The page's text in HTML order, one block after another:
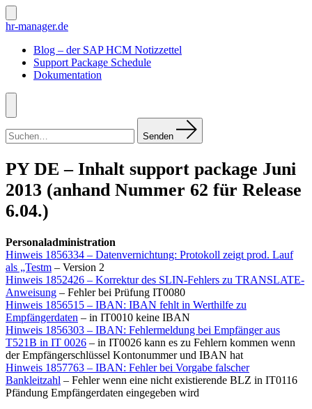
Zum
Inhalt
Suche
ein-/ausblenden
hr-manager.de
Blog – der SAP HCM Notizzettel
Support Package Schedule
Dokumentation
Menü
nach:
Senden
PY DE – Inhalt support package Juni
2013 (anhand Nummer 62 für Release
6.04.)
Personaladministration
Hinweis 1856334 – Datenvernichtung: Protokoll zeigt prod. Lauf
als „Testm – Version 2
Hinweis 1852426 – Korrektur des SLIN-Fehlers zu TRANSLATE-
Anweisung – Fehler bei Prüfung IT0080
Hinweis 1856515 – IBAN: IBAN fehlt in Werthilfe zu
Empfängerdaten – in IT0010 keine IBAN
Hinweis 1856303 – IBAN: Fehlermeldung bei Empfänger aus
T521B in IT 0026 – in IT0026 kann es zu Fehlern kommen wenn
der Empfängerschlüssel Kontonummer und IBAN hat
Hinweis 1857763 – IBAN: Fehler bei Vorgabe falscher
Bankleitzahl – Fehler wenn eine nicht existierende BLZ in IT0116
Pfändung Empfängerdaten eingegeben wird